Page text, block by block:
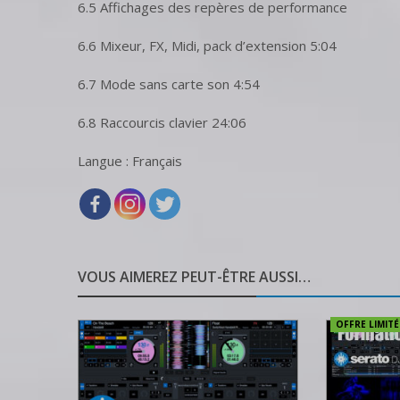
6.5 Affichages des repères de performance
6.6 Mixeur, FX, Midi, pack d’extension 5:04
6.7 Mode sans carte son 4:54
6.8 Raccourcis clavier 24:06
Langue : Français
VOUS AIMEREZ PEUT-ÊTRE AUSSI…
OFFRE